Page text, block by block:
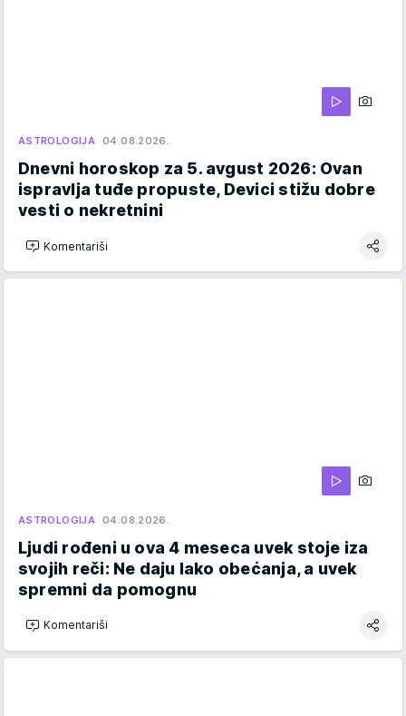
ASTROLOGIJA 04.08.2026.
Dnevni horoskop za 5. avgust 2026: Ovan
ispravlja tuđe propuste, Devici stižu dobre
vesti o nekretnini
Komentariši
ASTROLOGIJA 04.08.2026.
Ljudi rođeni u ova 4 meseca uvek stoje iza
svojih reči: Ne daju lako obećanja, a uvek
spremni da pomognu
Komentariši